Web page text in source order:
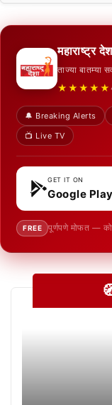
महाराष्ट्र
ताज्या
★★★★★
🔔 Breaking Alerts
📺 Live TV
GET IT ON
Google Play
FREE पूर्णपणे मोफत —